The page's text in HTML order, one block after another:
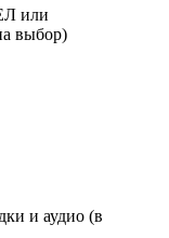
или
выбор)
и аудио (в